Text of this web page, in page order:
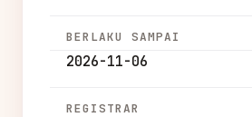
BERLAKU SAMPAI
2026-11-06
REGISTRAR